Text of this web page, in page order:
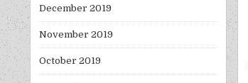
December 2019
November 2019
October 2019